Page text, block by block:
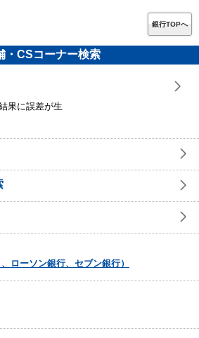
銀行TOPへ
・CSコーナー検索
果に誤差が生
ローソン銀行、セブン銀行）